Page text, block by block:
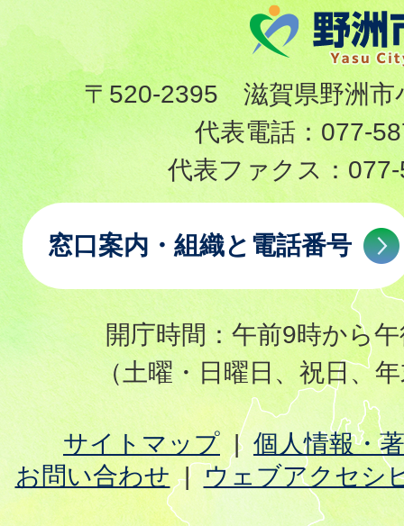
〒520-2395 滋賀県野洲市
代表電話： 077-
代表ファクス：
窓口案内・組織と電話番号
開庁時間：午前9時から
（土曜・日曜日、祝日、
サイトマップ
個人情報・
お問い合わせ
ウェブアクセシ